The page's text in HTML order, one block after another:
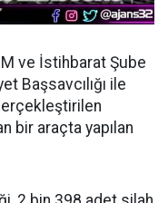
ve İstihbarat Şube
Başsavcılığı ile
bir araçta yapılan